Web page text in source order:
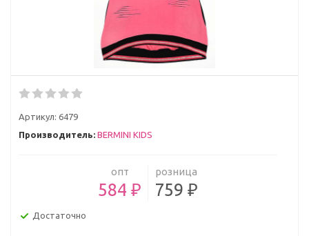
Артикул: 6479
Производитель: BERMINI KIDS
опт
584 ₽
розница
759 ₽
Достаточно